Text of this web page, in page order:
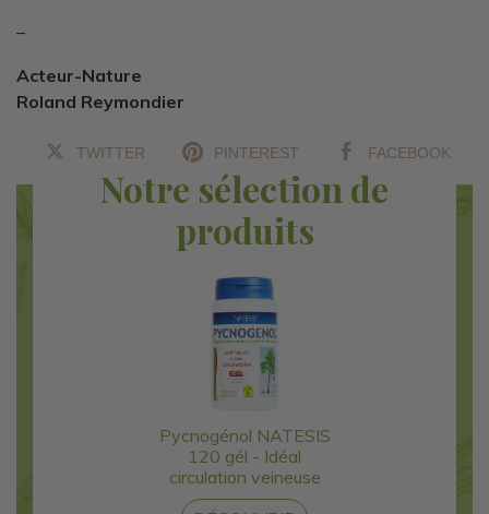
–
Acteur-Nature
Roland Reymondier
TWITTER PINTEREST FACEBOOK
Notre sélection de
produits
Pycnogénol NATESIS
120 gél - Idéal
circulation veineuse